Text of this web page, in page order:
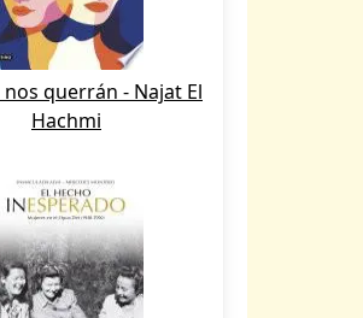
nos querrán - Najat El
Hachmi